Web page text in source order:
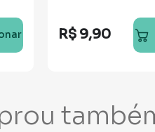
R$ 9,90